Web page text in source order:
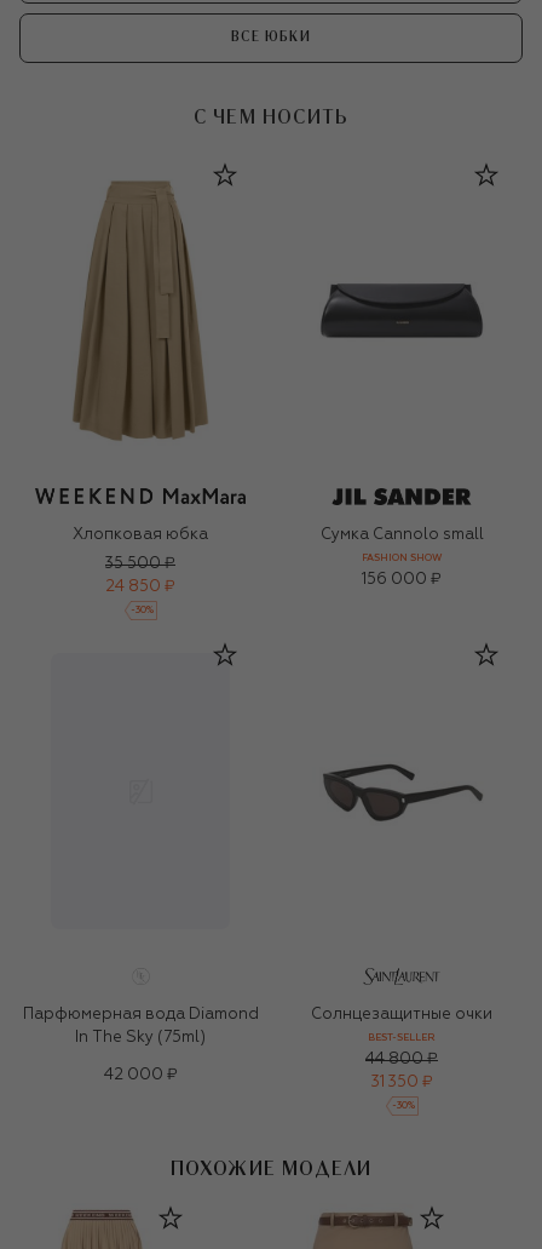
ВСЕ ЮБКИ
С ЧЕМ НОСИТЬ
Хлопковая юбка
35 500 ₽
24 850 ₽
-30%
Сумка Cannolo small
FASHION SHOW
156 000 ₽
Парфюмерная вода Diamond
In The Sky (75ml)
42 000 ₽
Солнцезащитные очки
BEST-SELLER
44 800 ₽
31 350 ₽
-30%
ПОХОЖИЕ МОДЕЛИ